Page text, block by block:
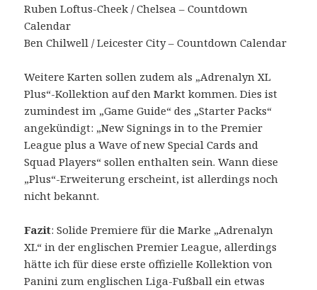
Ruben Loftus-Cheek / Chelsea – Countdown
Calendar
Ben Chilwell / Leicester City – Countdown Calendar
Weitere Karten sollen zudem als „Adrenalyn XL
Plus“-Kollektion auf den Markt kommen. Dies ist
zumindest im „Game Guide“ des „Starter Packs“
angekündigt: „New Signings in to the Premier
League plus a Wave of new Special Cards and
Squad Players“ sollen enthalten sein. Wann diese
„Plus“-Erweiterung erscheint, ist allerdings noch
nicht bekannt.
Fazit: Solide Premiere für die Marke „Adrenalyn
XL“ in der englischen Premier League, allerdings
hätte ich für diese erste offizielle Kollektion von
Panini zum englischen Liga-Fußball ein etwas